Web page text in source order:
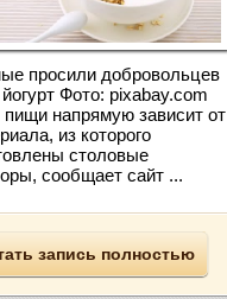
просили добровольцев
Фото: pixabay.com
пищи напрямую зависит от
из которого
столовые
сообщает сайт ...
запись полностью